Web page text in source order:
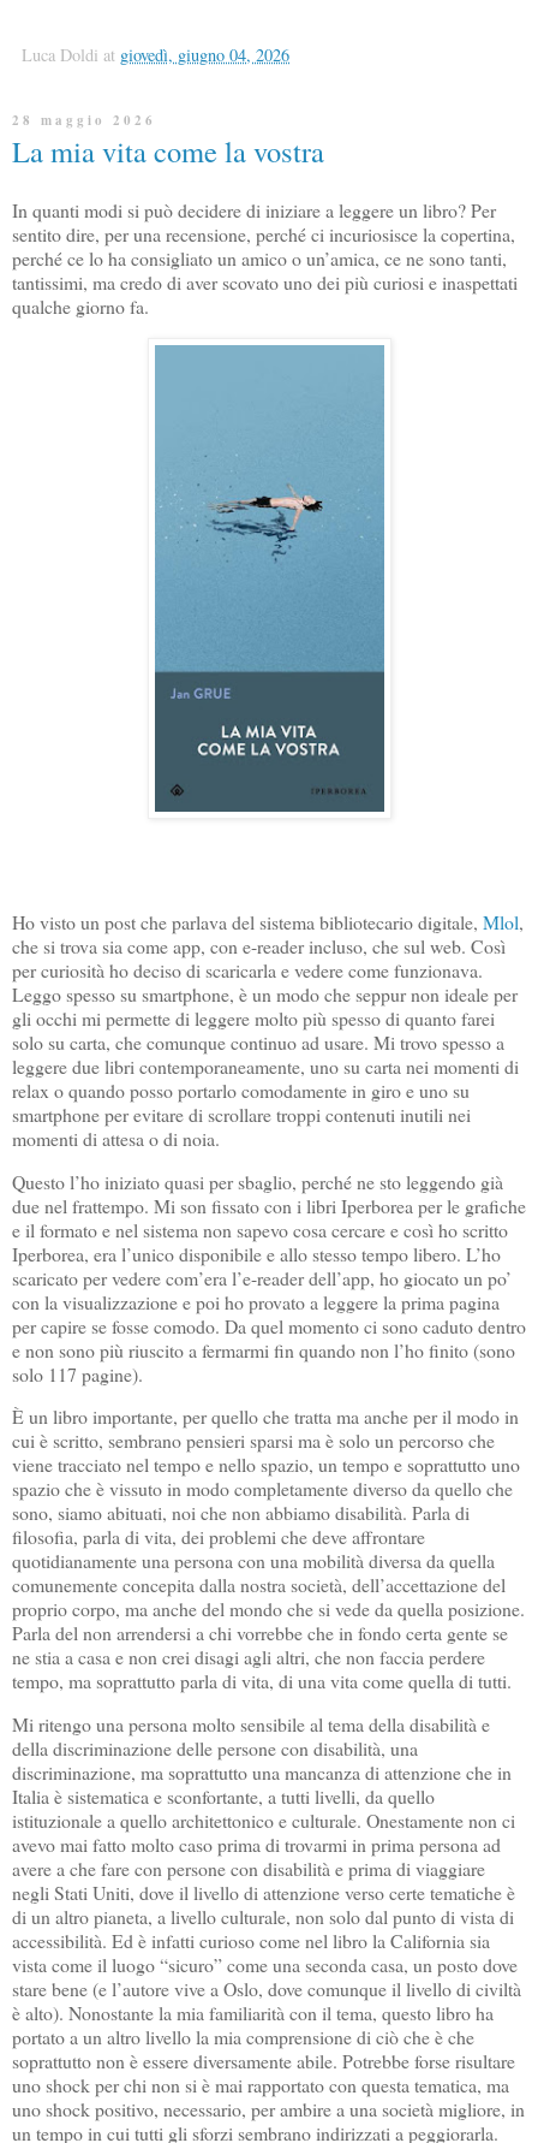
Luca Doldi at giovedì, giugno 04, 2026
28 maggio 2026
La mia vita come la vostra
In quanti modi si può decidere di iniziare a leggere un libro? Per
sentito dire, per una recensione, perché ci incuriosisce la copertina,
perché ce lo ha consigliato un amico o un’amica, ce ne sono tanti,
tantissimi, ma credo di aver scovato uno dei più curiosi e inaspettati
qualche giorno fa.
Ho visto un post che parlava del sistema bibliotecario digitale, Mlol,
che si trova sia come app, con e-reader incluso, che sul web. Così
per curiosità ho deciso di scaricarla e vedere come funzionava.
Leggo spesso su smartphone, è un modo che seppur non ideale per
gli occhi mi permette di leggere molto più spesso di quanto farei
solo su carta, che comunque continuo ad usare. Mi trovo spesso a
leggere due libri contemporaneamente, uno su carta nei momenti di
relax o quando posso portarlo comodamente in giro e uno su
smartphone per evitare di scrollare troppi contenuti inutili nei
momenti di attesa o di noia.
Questo l’ho iniziato quasi per sbaglio, perché ne sto leggendo già
due nel frattempo. Mi son fissato con i libri Iperborea per le grafiche
e il formato e nel sistema non sapevo cosa cercare e così ho scritto
Iperborea, era l’unico disponibile e allo stesso tempo libero. L’ho
scaricato per vedere com’era l’e-reader dell’app, ho giocato un po’
con la visualizzazione e poi ho provato a leggere la prima pagina
per capire se fosse comodo. Da quel momento ci sono caduto dentro
e non sono più riuscito a fermarmi fin quando non l’ho finito (sono
solo 117 pagine).
È un libro importante, per quello che tratta ma anche per il modo in
cui è scritto, sembrano pensieri sparsi ma è solo un percorso che
viene tracciato nel tempo e nello spazio, un tempo e soprattutto uno
spazio che è vissuto in modo completamente diverso da quello che
sono, siamo abituati, noi che non abbiamo disabilità. Parla di
filosofia, parla di vita, dei problemi che deve affrontare
quotidianamente una persona con una mobilità diversa da quella
comunemente concepita dalla nostra società, dell’accettazione del
proprio corpo, ma anche del mondo che si vede da quella posizione.
Parla del non arrendersi a chi vorrebbe che in fondo certa gente se
ne stia a casa e non crei disagi agli altri, che non faccia perdere
tempo, ma soprattutto parla di vita, di una vita come quella di tutti.
Mi ritengo una persona molto sensibile al tema della disabilità e
della discriminazione delle persone con disabilità, una
discriminazione, ma soprattutto una mancanza di attenzione che in
Italia è sistematica e sconfortante, a tutti livelli, da quello
istituzionale a quello architettonico e culturale. Onestamente non ci
avevo mai fatto molto caso prima di trovarmi in prima persona ad
avere a che fare con persone con disabilità e prima di viaggiare
negli Stati Uniti, dove il livello di attenzione verso certe tematiche è
di un altro pianeta, a livello culturale, non solo dal punto di vista di
accessibilità. Ed è infatti curioso come nel libro la California sia
vista come il luogo “sicuro” come una seconda casa, un posto dove
stare bene (e l’autore vive a Oslo, dove comunque il livello di civiltà
è alto). Nonostante la mia familiarità con il tema, questo libro ha
portato a un altro livello la mia comprensione di ciò che è che
soprattutto non è essere diversamente abile. Potrebbe forse risultare
uno shock per chi non si è mai rapportato con questa tematica, ma
uno shock positivo, necessario, per ambire a una società migliore, in
un tempo in cui tutti gli sforzi sembrano indirizzati a peggiorarla.